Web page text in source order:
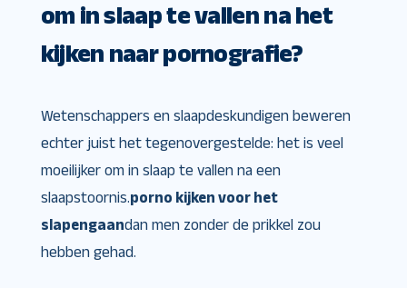
om in slaap te vallen na het
kijken naar pornografie?
Wetenschappers en slaapdeskundigen beweren
echter juist het tegenovergestelde: het is veel
moeilijker om in slaap te vallen na een
slaapstoornis.porno kijken voor het
slapengaandan men zonder de prikkel zou
hebben gehad.